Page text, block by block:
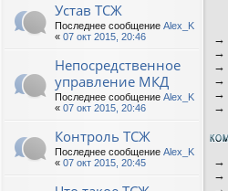
Устав ТСЖ
Последнее сообщение Alex_K
« 07 окт 2015, 20:46
Непосредственное
управление МКД
Последнее сообщение Alex_K
« 07 окт 2015, 20:46
Контроль ТСЖ
Последнее сообщение Alex_K
« 07 окт 2015, 20:45
→
→
→
→
→
→
→
→